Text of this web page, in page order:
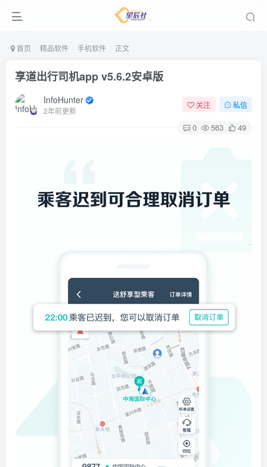
首页 精品软件 手机软件 正文
享道出行司机app v5.6.2安卓版
InfoHunter
2年前更新
关注 私信
0 563 49